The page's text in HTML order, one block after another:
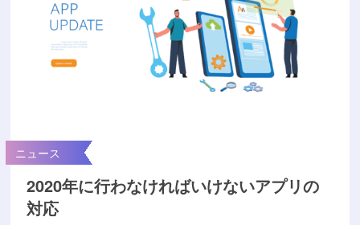
ニュース
2020年に行わなければいけないアプリの
対応